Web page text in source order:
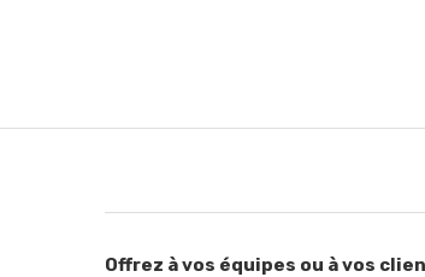
Offrez à vos équipes ou à vos